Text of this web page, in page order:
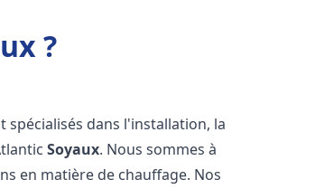
?
dans l'installation, la
Soyaux. Nous sommes à
en matière de chauffage. Nos